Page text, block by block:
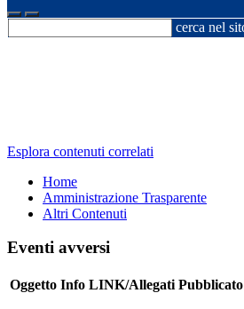
cerca nel
Esplora contenuti correlati
Home
Amministrazione Trasparente
Altri Contenuti
Eventi avversi
Oggetto Info LINK/Allegati Pubblicato